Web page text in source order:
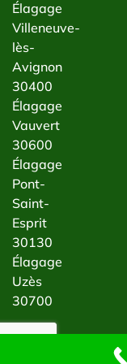
Élagage
Villeneuve-
lès-
Avignon
30400
Élagage
Vauvert
30600
Élagage
Pont-
Saint-
Esprit
30130
Élagage
Uzès
30700